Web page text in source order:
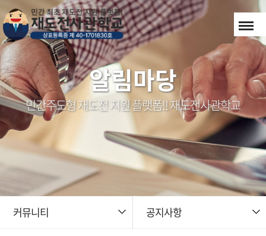
알림마당
민간주도형 재도전 지원 플랫폼!! 재도전사관학교
커뮤니티 공지사항